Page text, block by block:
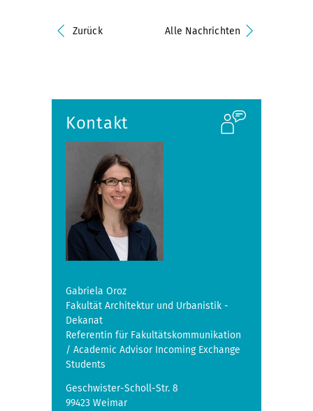
Zurück Alle Nachrichten
Kontakt
Gabriela Oroz
Fakultät Architektur und Urbanistik -
Dekanat
Referentin für Fakultätskommunikation
/ Academic Advisor Incoming Exchange
Students
Geschwister-Scholl-Str. 8
99423 Weimar